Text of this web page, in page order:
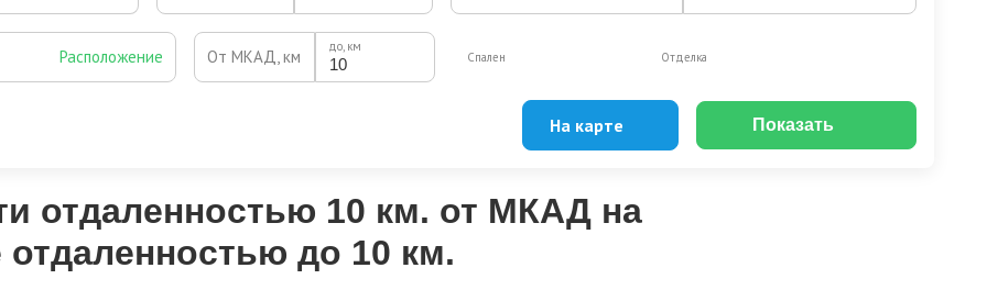
Расположение От МКАД, км до, км
Спален Отделка
На карте Показать
отдаленностью 10 км. от МКАД на
до 10 км.